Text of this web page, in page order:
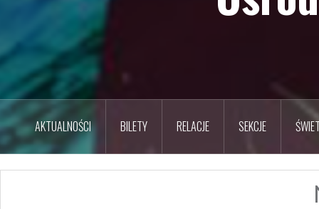
AKTUALNOŚCI BILETY RELACJE SEKCJE